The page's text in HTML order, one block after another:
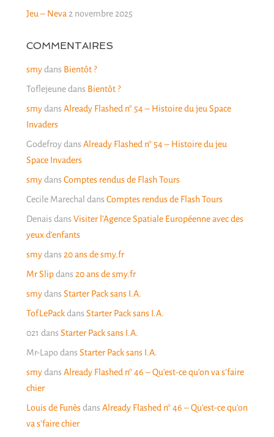
Jeu – Neva 2 novembre 2025
COMMENTAIRES
smydans Bientôt ?
Toflejeunedans Bientôt ?
smydans Already Flashed n° 54 – Histoire du jeu Space
Invaders
Godefroydans Already Flashed n° 54 – Histoire du jeu
Space Invaders
smydans Comptes rendus de Flash Tours
Cecile Marechal dans Comptes rendus de Flash Tours
Denais dans Visiter l’Agence Spatiale Européenne avec des
yeux d’enfants
smydans 20 ans de smy.fr
Mr Slipdans 20 ans de smy.fr
smydans Starter Pack sans I.A.
TofLePackdans Starter Pack sans I.A.
021 dans Starter Pack sans I.A.
Mr-Lapo dans Starter Pack sans I.A.
smydans Already Flashed n° 46 – Qu’est-ce qu’on va s’faire
chier
Louis de Funèsdans Already Flashed n° 46 – Qu’est-ce qu’on
va s’faire chier